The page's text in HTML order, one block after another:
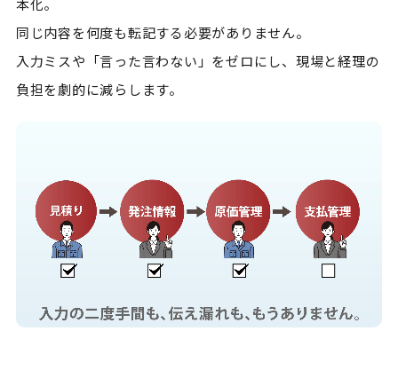
本化。
同じ内容を何度も転記する必要がありません。
入力ミスや「言った言わない」をゼロにし、現場と経理の
負担を劇的に減らします。